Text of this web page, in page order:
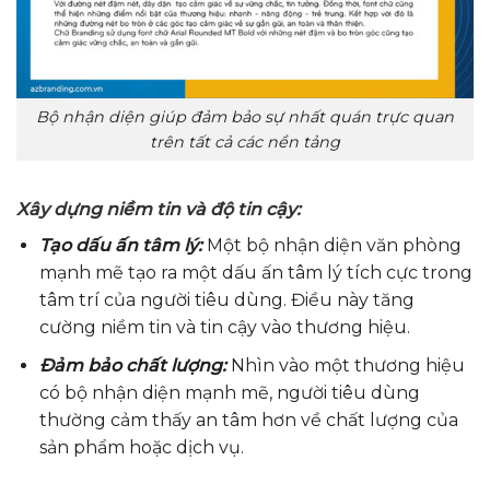
Bộ nhận diện giúp đảm bảo sự nhất quán trực quan
trên tất cả các nền tảng
Xây dựng niềm tin và độ tin cậy:
Tạo dấu ấn tâm lý: Một bộ nhận diện văn phòng
mạnh mẽ tạo ra một dấu ấn tâm lý tích cực trong
tâm trí của người tiêu dùng. Điều này tăng
cường niềm tin và tin cậy vào thương hiệu.
Đảm bảo chất lượng:Nhìn vào một thương hiệu
có bộ nhận diện mạnh mẽ, người tiêu dùng
thường cảm thấy an tâm hơn về chất lượng của
sản phẩm hoặc dịch vụ.